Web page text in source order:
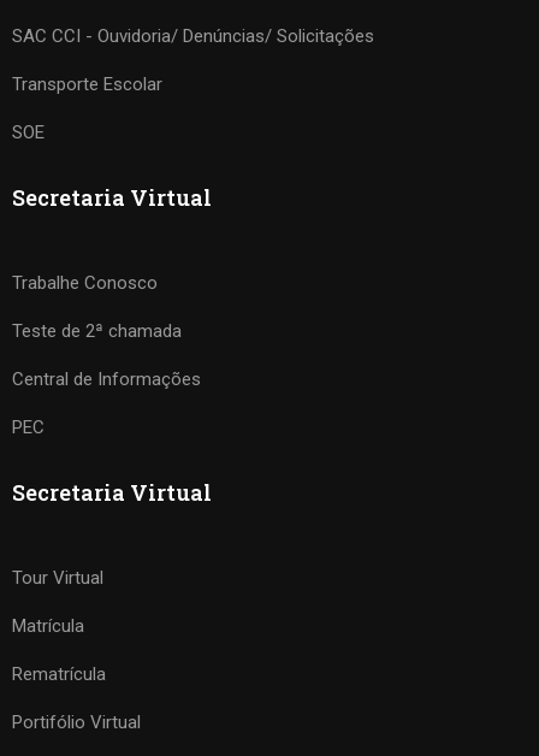
SAC CCI - Ouvidoria/ Denúncias/ Solicitações
Transporte Escolar
SOE
Secretaria Virtual
Trabalhe Conosco
Teste de 2ª chamada
Central de Informações
PEC
Secretaria Virtual
Tour Virtual
Matrícula
Rematrícula
Portifólio Virtual